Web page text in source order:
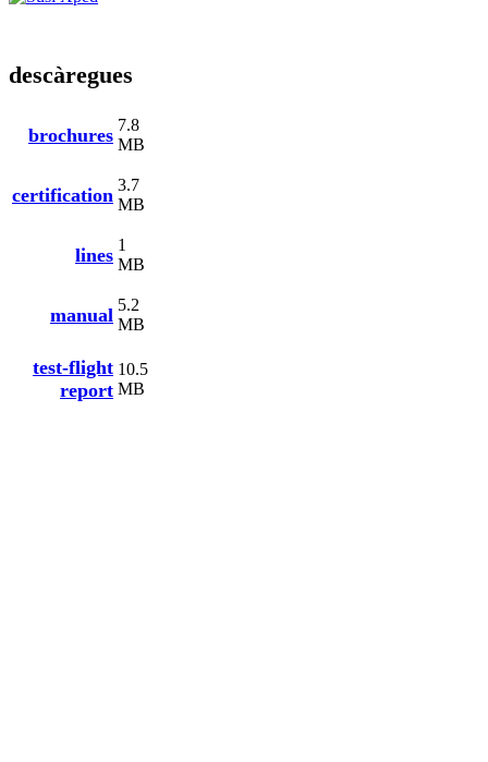
descàregues
brochures 7.8
MB
certification 3.7
MB
lines 1
MB
manual 5.2
MB
test-flight
report
10.5
MB